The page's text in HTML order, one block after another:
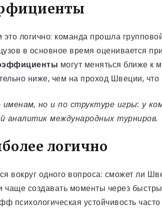
логично: команда прошла
в основное время оценивается
могут меняться ближе к
ниже, чем на проход Швеции, что
но и по структуре игры: у
аналитик международных турниров.
логично
вокруг одного вопроса: сможет ли
чаще создавать моменты через
устойчивость часто